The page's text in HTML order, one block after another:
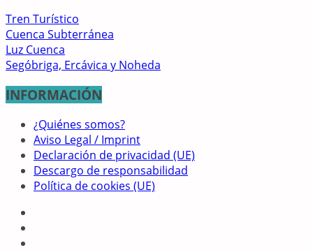
Tren Turístico
Cuenca Subterránea
Luz Cuenca
Segóbriga, Ercávica y Noheda
INFORMACIÓN
¿Quiénes somos?
Aviso Legal / Imprint
Declaración de privacidad (UE)
Descargo de responsabilidad
Política de cookies (UE)